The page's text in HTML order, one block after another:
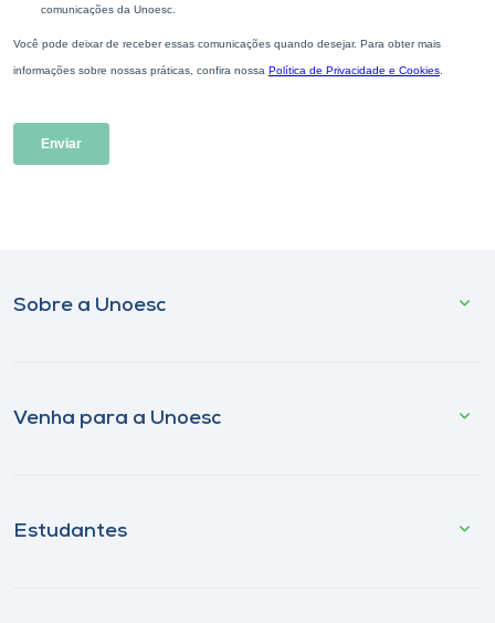
Sobre a Unoesc
Venha para a Unoesc
Estudantes